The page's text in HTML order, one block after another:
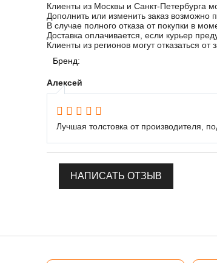
Клиенты из Москвы и Санкт-Петербурга
Дополнить или изменить заказ возможно
В случае полного отказа от покупки в
Доставка оплачивается, если курьер
Клиенты из регионов могут отказаться
Бренд:
Алексей
Лучшая толстовка от производителя,
НАПИСАТЬ ОТЗЫВ